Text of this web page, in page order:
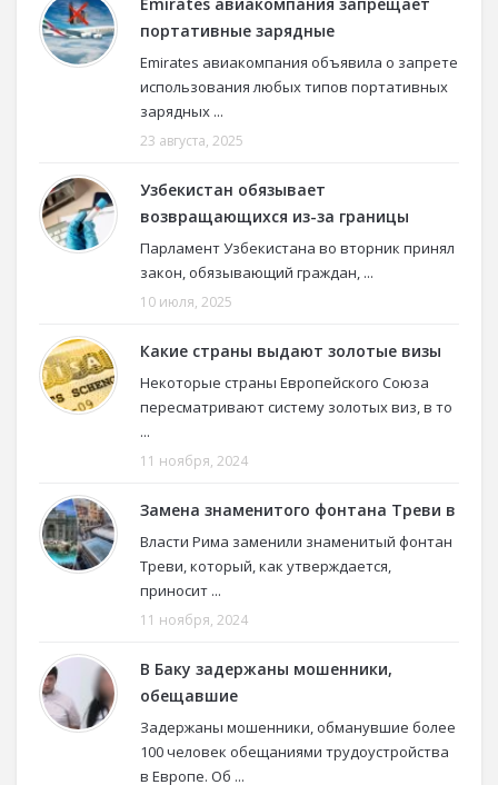
портативные зарядные
Emirates авиакомпания объявила о запрете
использования любых типов портативных
зарядных ...
23 августа, 2025
Узбекистан обязывает
возвращающихся из-за границы
Парламент Узбекистана во вторник принял
закон, обязывающий граждан, ...
10 июля, 2025
Какие страны выдают золотые визы
Некоторые страны Европейского Союза
пересматривают систему золотых виз, в то
...
11 ноября, 2024
Замена знаменитого фонтана Треви в
Власти Рима заменили знаменитый фонтан
Треви, который, как утверждается,
приносит ...
11 ноября, 2024
В Баку задержаны мошенники,
обещавшие
Задержаны мошенники, обманувшие более
100 человек обещаниями трудоустройства
в Европе. Об ...